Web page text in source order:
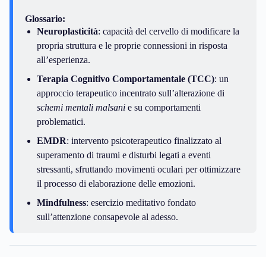
Glossario:
Neuroplasticità: capacità del cervello di modificare la
propria struttura e le proprie connessioni in risposta
all’esperienza.
Terapia Cognitivo Comportamentale (TCC): un
approccio terapeutico incentrato sull’alterazione di
schemi mentali malsanie su comportamenti
problematici.
EMDR: intervento psicoterapeutico finalizzato al
superamento di traumi e disturbi legati a eventi
stressanti, sfruttando movimenti oculari per ottimizzare
il processo di elaborazione delle emozioni.
Mindfulness: esercizio meditativo fondato
sull’attenzione consapevole al adesso.